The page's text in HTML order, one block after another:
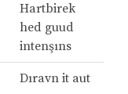
Hartbirek
hed guud
intenşıns
Dıravn it aut